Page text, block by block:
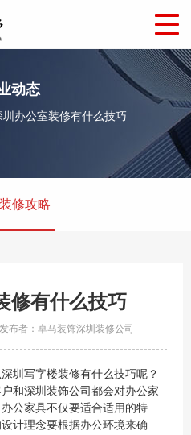
动态
圳办公室装修有什么技巧
装修攻略
修有什么技巧
发布者：卓马装饰深圳装修公司
圳 写字楼装修有什么技巧呢？
和深圳装饰公司都会对办公家
公家具不仅要适合适用的特
计理念要根据办公环境来确